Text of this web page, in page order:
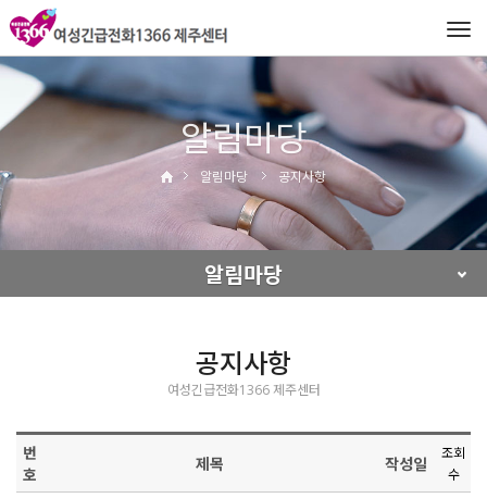
알림마당
알림마당 공지사항
알림마당
공지사항
여성긴급전화1366 제주센터
번
호
제목 작성일
조회
수